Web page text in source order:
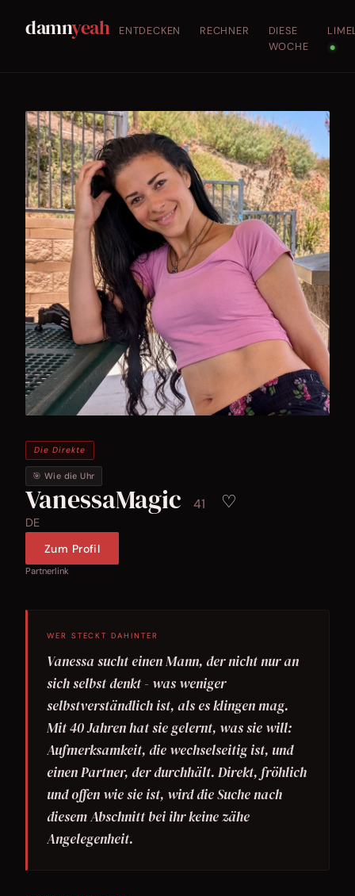
damnyeah ENTDECKEN RECHNER
DIESE
WOCHE
●
Die Direkte
🎯 Wie die Uhr
VanessaMagic 41 ♡
DE
Zum Profil
Partnerlink
WER STECKT DAHINTER
Vanessa sucht einen Mann, der nicht nur an
sich selbst denkt - was weniger
selbstverständlich ist, als es klingen mag.
Mit 40 Jahren hat sie gelernt, was sie will:
Aufmerksamkeit, die wechselseitig ist, und
einen Partner, der durchhält. Direkt, fröhlich
und offen wie sie ist, wird die Suche nach
diesem Abschnitt bei ihr keine zähe
Angelegenheit.